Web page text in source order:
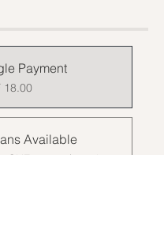
Payment
18.00
Available
CHF 240.00/month